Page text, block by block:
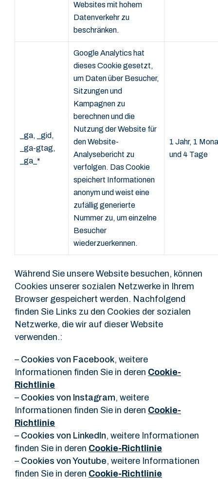
Websites mit hohem
Datenverkehr zu
beschränken.
_ga, _gid,
_ga-gtag,
_ga_*
Google Analytics hat
dieses Cookie gesetzt,
um Daten über Besucher,
Sitzungen und
Kampagnen zu
berechnen und die
Nutzung der Website für
den Website-
Analysebericht zu
verfolgen. Das Cookie
speichert Informationen
anonym und weist eine
zufällig generierte
Nummer zu, um einzelne
Besucher
wiederzuerkennen.
1 Jahr, 1
und 4 Tage
Während Sie unsere Website besuchen, können
Cookies unserer sozialen Netzwerke in Ihrem
Browser gespeichert werden. Nachfolgend
finden Sie Links zu den Cookies der sozialen
Netzwerke, die wir auf dieser Website
verwenden.:
– Cookies von Facebook, weitere
Informationen finden Sie in deren Cookie-
Richtlinie
– Cookies von Instagram, weitere
Informationen finden Sie in deren Cookie-
Richtlinie
– Cookies von LinkedIn, weitere Informationen
finden Sie in deren Cookie-Richtlinie
– Cookies von Youtube, weitere Informationen
finden Sie in deren Cookie-Richtlinie